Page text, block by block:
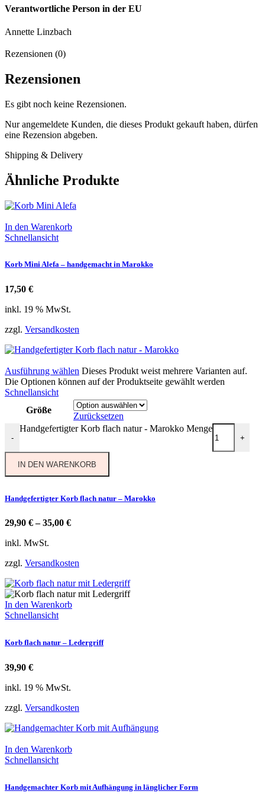
Verantwortliche Person in der EU
Annette Linzbach
Rezensionen (0)
Rezensionen
Es gibt noch keine Rezensionen.
Nur angemeldete Kunden, die dieses Produkt gekauft haben, dürfen
eine Rezension abgeben.
Shipping & Delivery
Ähnliche Produkte
In den Warenkorb
Schnellansicht
Korb Mini Alefa – handgemacht in Marokko
17,50 €
inkl. 19 % MwSt.
zzgl. Versandkosten
Ausführung wählen Dieses Produkt weist mehrere Varianten auf.
Die Optionen können auf der Produktseite gewählt werden
Schnellansicht
Größe
Zurücksetzen
-
Handgefertigter Korb flach natur - Marokko Menge
+
IN DEN WARENKORB
Handgefertigter Korb flach natur – Marokko
29,90 €–35,00 €
inkl. MwSt.
zzgl. Versandkosten
In den Warenkorb
Schnellansicht
Korb flach natur – Ledergriff
39,90 €
inkl. 19 % MwSt.
zzgl. Versandkosten
In den Warenkorb
Schnellansicht
Handgemachter Korb mit Aufhängung in länglicher Form